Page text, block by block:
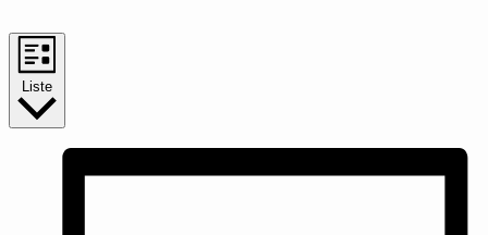
Liste